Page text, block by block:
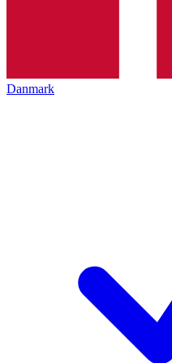
Danmark